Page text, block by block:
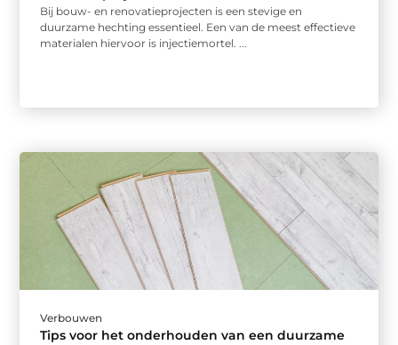
Bij bouw- en renovatieprojecten is een stevige en
duurzame hechting essentieel. Een van de meest effectieve
materialen hiervoor is injectiemortel. ...
Verbouwen
Tips voor het onderhouden van een duurzame